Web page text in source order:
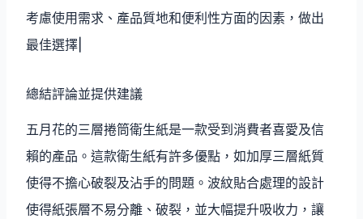
考慮使用需求、產品質地和便利性方面的因素，做出
最佳選擇|
總結評論並提供建議
五月花的三層捲筒衛生紙是一款受到消費者喜愛及信
賴的產品。這款衛生紙有許多優點，如加厚三層紙質
使得不擔心破裂及沾手的問題。波紋貼合處理的設計
使得紙張層不易分離、破裂，並大幅提升吸收力，讓